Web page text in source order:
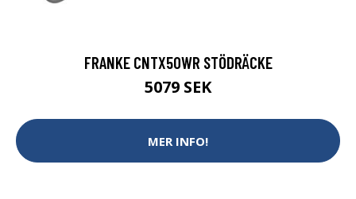
FRANKE CNTX50WR STÖDRÄCKE
5079 SEK
MER INFO!